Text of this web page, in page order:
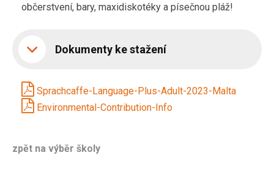
občerstvení, bary, maxidiskotéky a písečnou pláž!
Dokumenty ke stažení
Sprachcaffe-Language-Plus-Adult-2023-Malta
Environmental-Contribution-Info
zpět na výběr školy